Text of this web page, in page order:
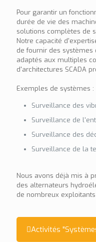
Pour garantir un
durée de vie des
solutions complètes de
Notre capacité
de fournir des
adaptés aux multiples
d'architectures SCADA
Exemples de systèmes :
Surveillance des
Surveillance de
Surveillance des
Surveillance de la
Nous avons déjà mis à
des alternateurs
de nombreux
Activités